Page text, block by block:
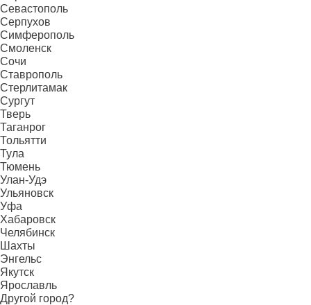
Севастополь
Серпухов
Симферополь
Смоленск
Сочи
Ставрополь
Стерлитамак
Сургут
Тверь
Таганрог
Тольятти
Тула
Тюмень
Улан-Удэ
Ульяновск
Уфа
Хабаровск
Челябинск
Шахты
Энгельс
Якутск
Ярославль
Другой город?